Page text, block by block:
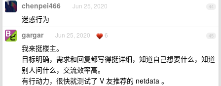
44
chenpei466 Jun 25, 2020
迷惑行为
45
gargar Jun 25, 2020 6
我来挺楼主。
目标明确，需求和回复都写得挺详细，知道自己想要什么，知道
别人问什么，交流效率高。
有行动力，很快就测试了 V 友推荐的 netdata 。